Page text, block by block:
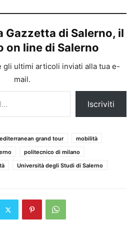
Gazzetta di Salerno, il
on line di Salerno
gli ultimi articoli inviati alla tua e-
mail.
Iscriviti
grand tour
mobilità
politecnico di milano
Università degli Studi di Salerno